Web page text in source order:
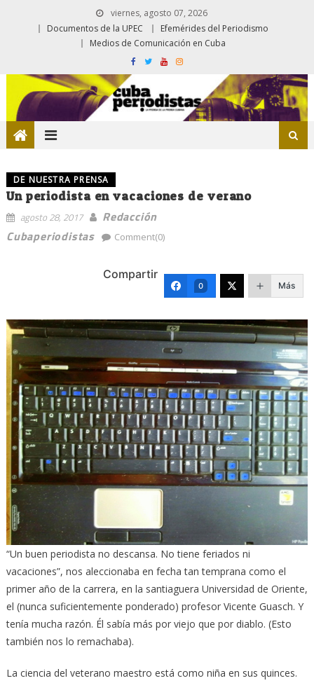
viernes, agosto 07, 2026
Documentos de la UPEC
Efemérides del Periodismo
Medios de Comunicación en Cuba
DE NUESTRA PRENSA
Un periodista en vacaciones de verano
agosto 28, 2017
Redacción
Cubaperiodistas
Comment(0)
Compartir
0 Más
“Un buen periodista no descansa. No tiene feriados ni
vacaciones”, nos aleccionaba en fecha tan temprana como el
primer año de la carrera, en la santiaguera Universidad de Oriente,
el (nunca suficientemente ponderado) profesor Vicente Guasch. Y
tenía mucha razón. Él sabía más por viejo que por diablo. (Esto
también nos lo remachaba).
La ciencia del veterano maestro está como niña en sus quinces.